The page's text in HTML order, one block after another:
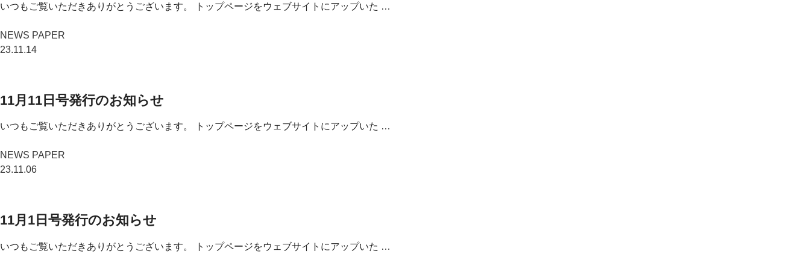
いつもご覧いただきありがとうございます。 トップページをウェブサイトにアップいた …
NEWS PAPER
23.11.14
11月11日号発行のお知らせ
いつもご覧いただきありがとうございます。 トップページをウェブサイトにアップいた …
NEWS PAPER
23.11.06
11月1日号発行のお知らせ
いつもご覧いただきありがとうございます。 トップページをウェブサイトにアップいた …